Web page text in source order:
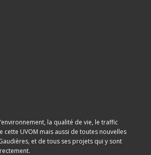
la qualité de vie, le traffic
cette UVOM mais aussi de toutes nouvelles
et de tous ses projets qui y sont